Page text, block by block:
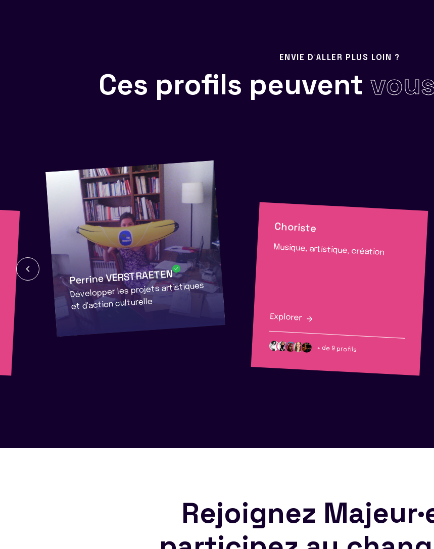
ENVIE D'ALLER PLUS LOIN ?
Ces profils peuvent
Perrine VERSTRAETEN
Développer les projets artistiques
et d'action culturelle
Choriste
Musique, artistique, création
Explorer
+ de 9 profils
Rejoignez